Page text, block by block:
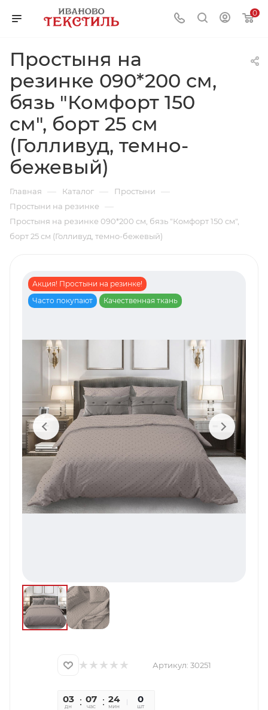
0
Простыня на
резинке 090*200 см,
бязь "Комфорт 150
см", борт 25 см
(Голливуд, темно-
бежевый)
Главная — Каталог — Простыни —
Простыни на резинке —
Простыня на резинке 090*200 см, бязь "Комфорт 150 см",
борт 25 см (Голливуд, темно-бежевый)
Акция! Простыни на резинке!
Часто покупают
Качественная ткань
Артикул: 30251
03
дн
07
час
24
мин
06
сек
0
шт